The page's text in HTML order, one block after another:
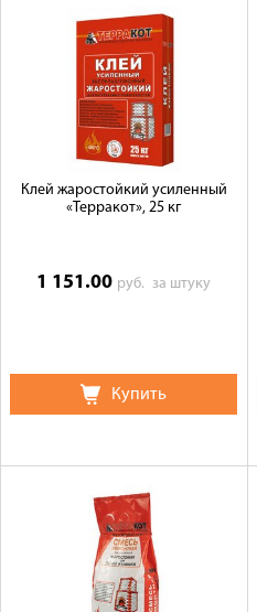
Клей жаростойкий усиленный
«Терракот», 25 кг
1 151.00 руб.за штуку
Купить